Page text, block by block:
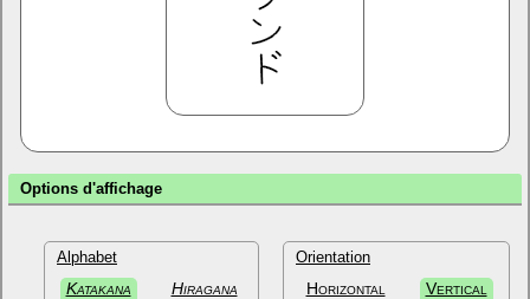
Options d'affichage
Alphabet
Katakana Hiragana
Orientation
Horizontal Vertical